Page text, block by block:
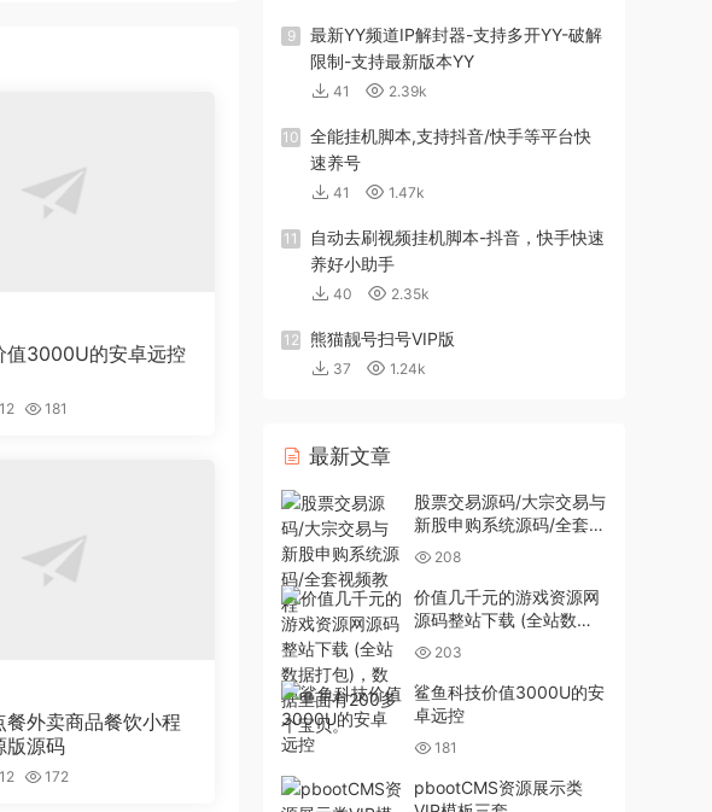
值3000U的安卓远控
181
餐外卖商品餐饮小程
版源码
172
9
最新YY频道IP解封器-支持多开YY-破解
限制-支持最新版本YY
41 2.39k
10
全能挂机脚本,支持抖音/快手等平台快
速养号
41 1.47k
11
自动去刷视频挂机脚本-抖音，快手快速
养好小助手
40 2.35k
12 熊猫靓号扫号VIP版
37 1.24k
最新文章
股票交易源码/大宗交易与
新股申购系统源码/全套视
频教程
208
价值几千元的游戏资源网
源码整站下载 (全站数据
打包)，数据里面有200多
个宝贝。
203
鲨鱼科技价值3000U的安
卓远控
181
pbootCMS资源展示类